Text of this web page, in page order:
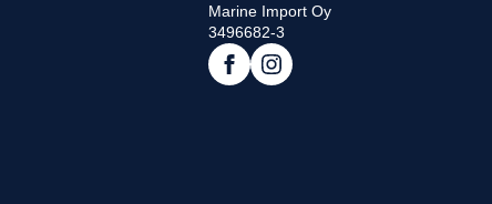
Marine Import Oy
3496682-3